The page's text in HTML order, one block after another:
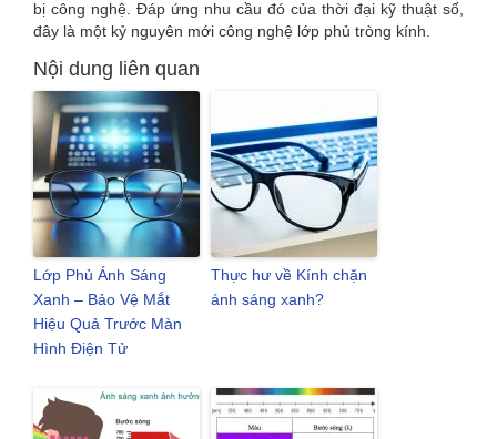
bị công nghệ. Đáp ứng nhu cầu đó của thời đại kỹ thuật số,
đây là một kỷ nguyên mới công nghệ lớp phủ tròng kính.
Nội dung liên quan
Lớp Phủ Ánh Sáng
Xanh – Bảo Vệ Mắt
Hiệu Quả Trước Màn
Hình Điện Tử
Thực hư về Kính chặn
ánh sáng xanh?